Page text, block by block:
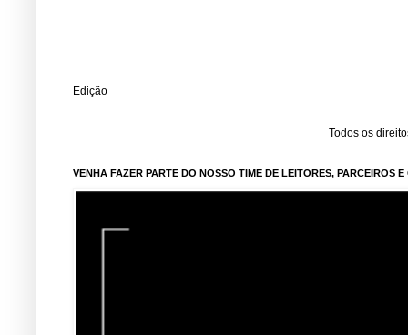
Edição
Todos os
VENHA FAZER PARTE DO NOSSO TIME DE LEITORES, PARCEIROS